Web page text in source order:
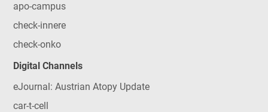
apo-campus
check-innere
check-onko
Digital Channels
eJournal: Austrian Atopy Update
car-t-cell